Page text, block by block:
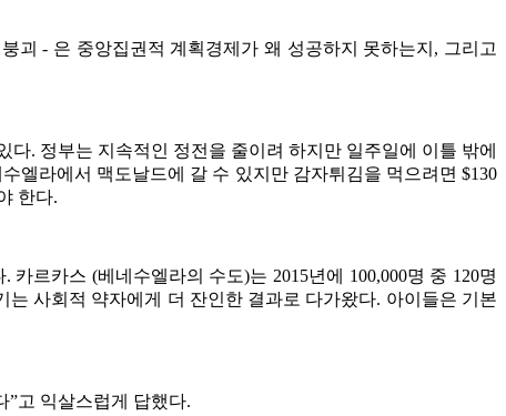
괴 - 은 중앙집권적 계획경제가 왜 성공하지 못하는지, 그리고
. 정부는 지속적인 정전을 줄이려 하지만 일주일에 이틀 밖에
엘라에서 맥도날드에 갈 수 있지만 감자튀김을 먹으려면 $130
한다.
르카스 (베네수엘라의 수도)는 2015년에 100,000명 중 120명
사회적 약자에게 더 잔인한 결과로 다가왔다. 아이들은 기본
”고 익살스럽게 답했다.